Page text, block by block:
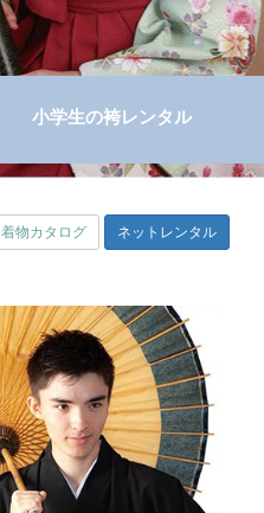
小学生の袴レンタル
着物カタログ ネットレンタル